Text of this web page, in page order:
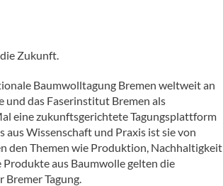
Zukunft.
Baumwolltagung Bremen weltweit an
und das Faserinstitut Bremen als
eine zukunftsgerichtete Tagungsplattform
Wissenschaft und Praxis ist sie von
den Themen wie Produktion, Nachhaltigkeit
aus Baumwolle gelten die
Bremer Tagung.